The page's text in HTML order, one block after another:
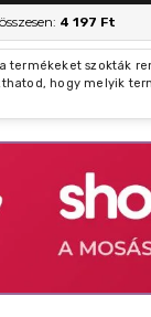
4 197 Ft
szokták
hogy melyik